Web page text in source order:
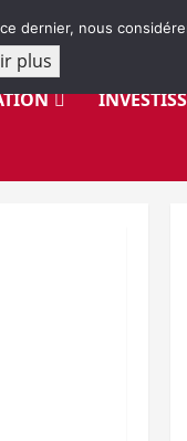
dernier, nous
plus